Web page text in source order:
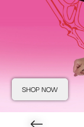
SHOP NOW